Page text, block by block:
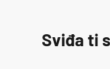
Sviđa ti